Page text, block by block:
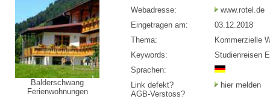
Balderschwang
Ferienwohnungen
Webadresse:
www.rotel.de
Eingetragen am:
03.12.2018
Thema:
Kommerzielle
Keywords:
Studienreisen
Sprachen:
Link defekt?
AGB-Verstoss?
hier melden